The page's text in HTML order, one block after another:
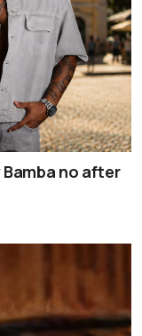
Bamba no after